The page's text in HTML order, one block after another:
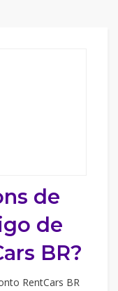
de
de
BR?
RentCars BR